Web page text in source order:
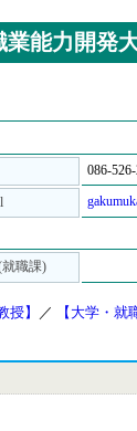
能力開発
086-
職課)
授】 ／ 【大学・就